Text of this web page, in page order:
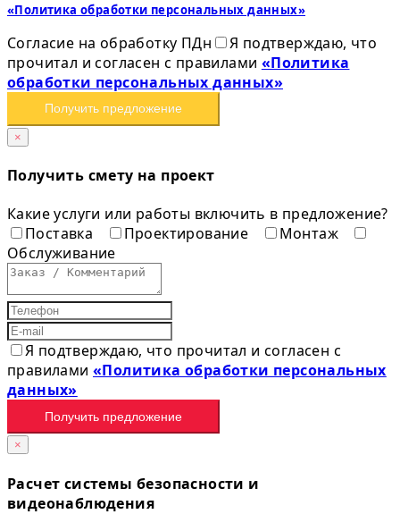
«Политика обработки персональных данных»
Согласие на обработку ПДн
Я подтверждаю, что
прочитал и согласен с правилами «Политика
обработки персональных данных»
Получить предложение
×
Получить смету на проект
Какие услуги или работы включить в предложение?
Поставка
Проектирование
Монтаж
Обслуживание
Я подтверждаю, что прочитал и согласен с
правилами«Политика обработки персональных
данных»
Получить предложение
×
Расчет системы безопасности и
видеонаблюдения